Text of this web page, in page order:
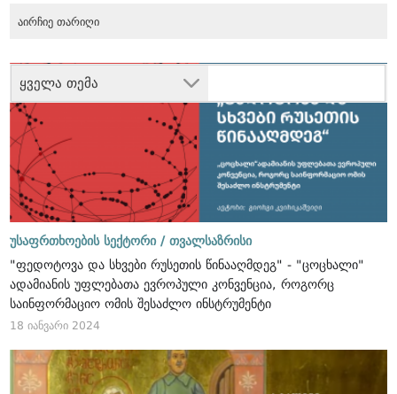
ყველა თემა
უსაფრთხოების სექტორი / თვალსაზრისი
"ფედოტოვა და სხვები რუსეთის წინააღმდეგ" - "ცოცხალი"
ადამიანის უფლებათა ევროპული კონვენცია, როგორც
საინფორმაციო ომის შესაძლო ინსტრუმენტი
18 იანვარი 2024